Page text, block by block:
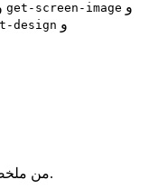
get-screen-image و
design و
— صفيف JSON من ملخصات الشاشات.